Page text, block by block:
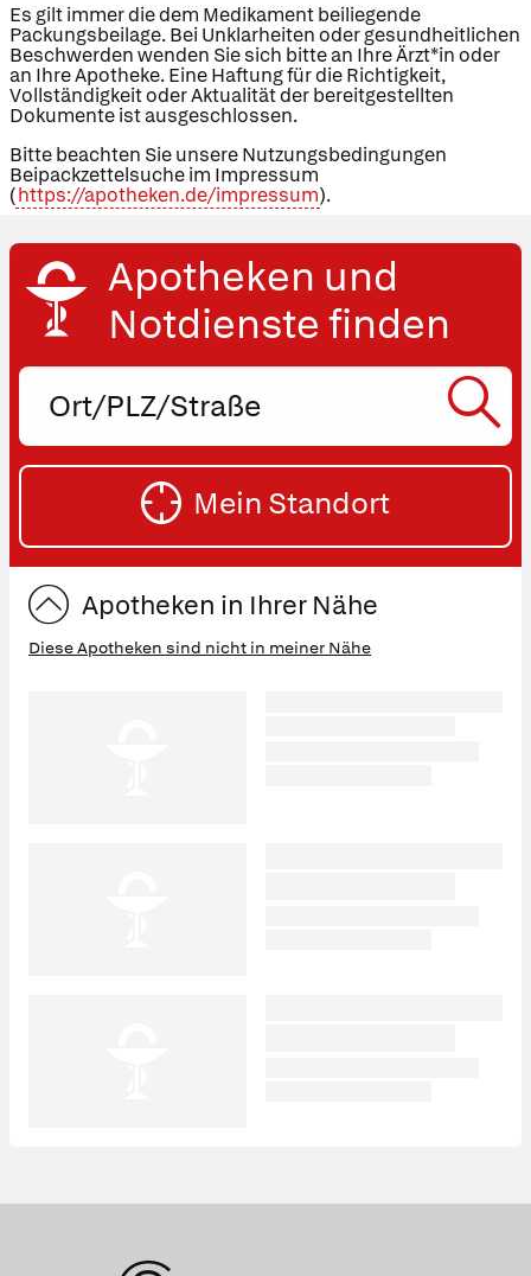
Es gilt immer die dem Medikament beiliegende
Packungsbeilage. Bei Unklarheiten oder gesundheitlichen
Beschwerden wenden Sie sich bitte an Ihre Ärzt*in oder
an Ihre Apotheke. Eine Haftung für die Richtigkeit,
Vollständigkeit oder Aktualität der bereitgestellten
Dokumente ist ausgeschlossen.
Bitte beachten Sie unsere Nutzungsbedingungen
Beipackzettelsuche im Impressum
(https://apotheken.de/impressum).
Apotheken und
Notdienste finden
Ort,
oder
Straße
Mein Standort
Apotheken in Ihrer Nähe
Diese Apotheken sind nicht in meiner Nähe